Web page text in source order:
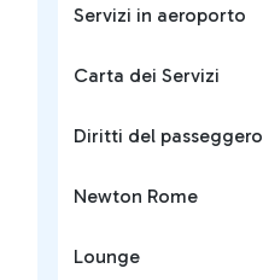
Servizi in aeroporto
Carta dei Servizi
Diritti del passeggero
Newton Rome
Lounge